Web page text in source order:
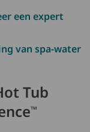
een expert
van spa-water
Tub
™